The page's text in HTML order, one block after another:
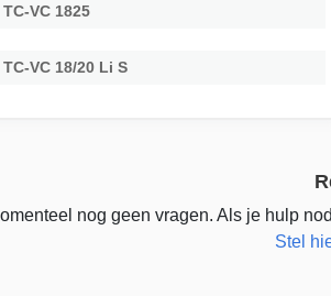
VC 1825
VC 18/20 Li S
nog geen vragen. Als je hulp
Stel